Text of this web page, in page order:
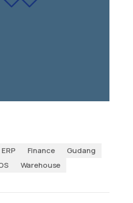
ERP Finance
Gudang
Warehouse